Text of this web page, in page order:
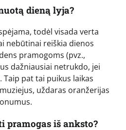
dieną lyja?
todėl visada verta
nebūtinai reiškia dienos
pramogoms (pvz.,
dažniausiai netrukdo, jei
pat tai puikus laikas
uždaras oranžerijas
pramogas iš anksto?